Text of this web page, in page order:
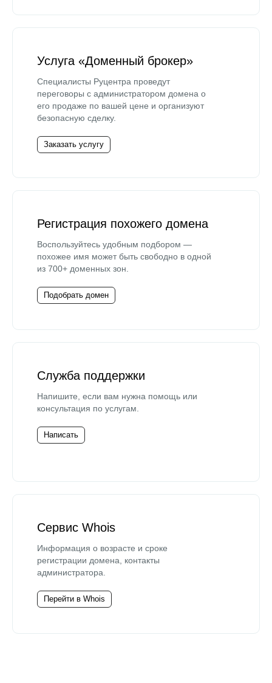
Услуга «Доменный брокер»
Специалисты Руцентра проведут
переговоры с администратором домена о
его продаже по вашей цене и организуют
безопасную сделку.
Заказать услугу
Регистрация похожего домена
Воспользуйтесь удобным подбором —
похожее имя может быть свободно в одной
из 700+ доменных зон.
Подобрать домен
Служба поддержки
Напишите, если вам нужна помощь или
консультация по услугам.
Написать
Сервис Whois
Информация о возрасте и сроке
регистрации домена, контакты
администратора.
Перейти в Whois